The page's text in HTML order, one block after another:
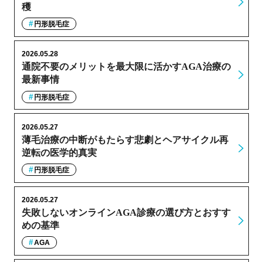
穫
円形脱毛症
通院不要のメリットを最大限に活かすAGA治療の
最新事情
2026.05.28
円形脱毛症
薄毛治療の中断がもたらす悲劇とヘアサイクル再
逆転の医学的真実
2026.05.27
円形脱毛症
失敗しないオンラインAGA診療の選び方とおすす
めの基準
2026.05.27
AGA